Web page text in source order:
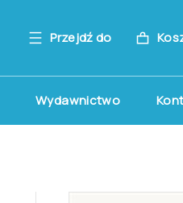
Przejdź do
Wydawnictwo